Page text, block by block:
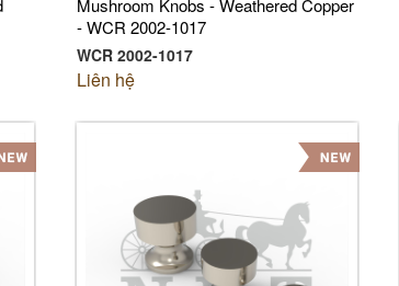
Mushroom Knobs - Weathered Copper
- WCR 2002-1017
WCR 2002-1017
Liên hệ